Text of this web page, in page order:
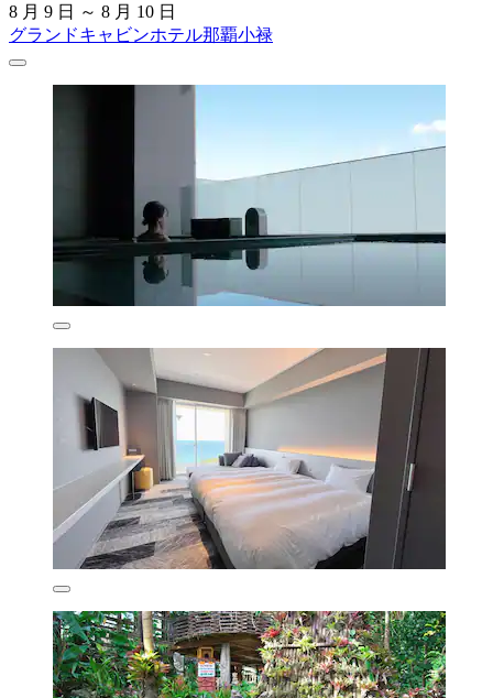
8 月 9 日 ～ 8 月 10 日
グランドキャビンホテル那覇小禄